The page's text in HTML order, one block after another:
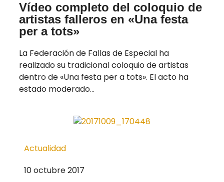
Vídeo completo del coloquio de
artistas falleros en «Una festa
per a tots»
La Federación de Fallas de Especial ha
realizado su tradicional coloquio de artistas
dentro de «Una festa per a tots». El acto ha
estado moderado...
Actualidad
10 octubre 2017